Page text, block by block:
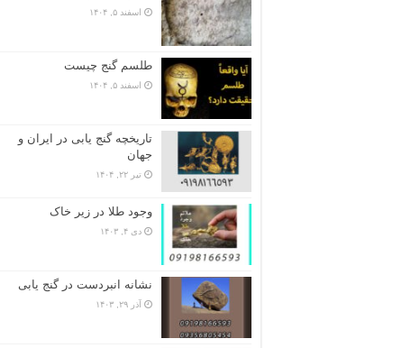
اسفند ۵, ۱۴۰۴
طلسم گنج چیست
اسفند ۵, ۱۴۰۴
تاریخچه گنج‌ یابی در ایران و
جهان
تیر ۲۲, ۱۴۰۴
وجود طلا در زیر خاک
دی ۴, ۱۴۰۳
نشانه انبردست در گنج یابی
آذر ۲۹, ۱۴۰۳